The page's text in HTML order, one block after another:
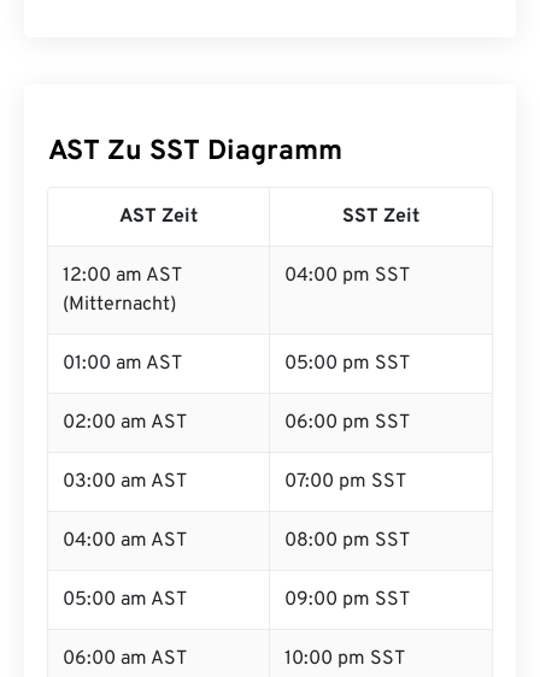
AST Zu SST Diagramm
AST Zeit SST Zeit
12:00 am AST
(Mitternacht)
04:00 pm SST
01:00 am AST 05:00 pm SST
02:00 am AST 06:00 pm SST
03:00 am AST 07:00 pm SST
04:00 am AST 08:00 pm SST
05:00 am AST 09:00 pm SST
06:00 am AST 10:00 pm SST